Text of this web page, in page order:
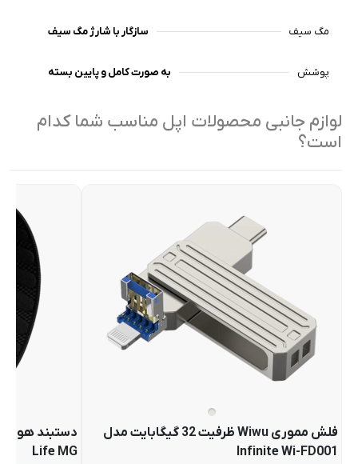
مگ سیف سازگار با شارژ مگ سیف
پوشش به صورت کامل و پایین بسته
لوازم جانبی محصولات اپل مناسب شما کدام
است؟
فلش مموری Wiwu ظرفیت 32 گیگابایت مدل
Infinite Wi-FD001
Life MG